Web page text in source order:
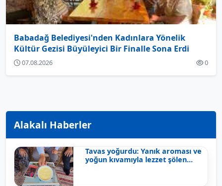
Babadağ Belediyesi'nden Kadınlara Yönelik
Kültür Gezisi Büyüleyici Bir Finalle Sona Erdi
07.08.2026 0
Alakalı Haberler
Tavas yoğurdu: Yanık aroması ve
yoğun kıvamıyla lezzet şölen...